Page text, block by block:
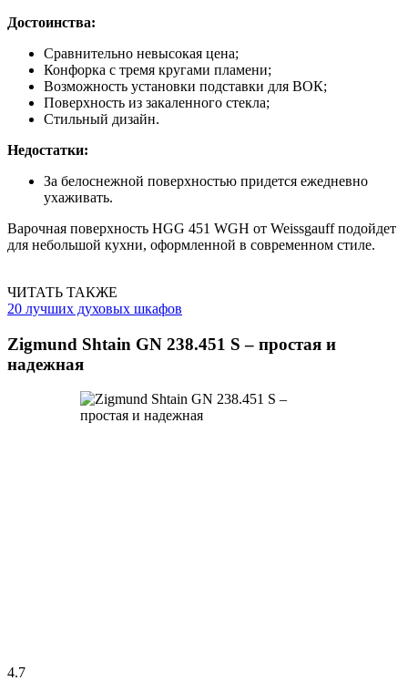
Достоинства:
Сравнительно невысокая цена;
Конфорка с тремя кругами пламени;
Возможность установки подставки для ВОК;
Поверхность из закаленного стекла;
Стильный дизайн.
Недостатки:
За белоснежной поверхностью придется ежедневно
ухаживать.
Варочная поверхность HGG 451 WGH от Weissgauff подойдет
для небольшой кухни, оформленной в современном стиле.
ЧИТАТЬ ТАКЖЕ
20 лучших духовых шкафов
Zigmund Shtain GN 238.451 S – простая и
надежная
4.7